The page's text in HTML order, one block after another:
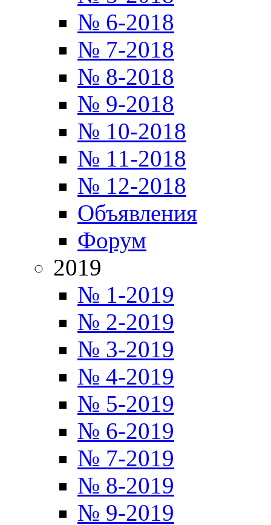
№ 6-2018
№ 7-2018
№ 8-2018
№ 9-2018
№ 10-2018
№ 11-2018
№ 12-2018
Объявления
Форум
2019
№ 1-2019
№ 2-2019
№ 3-2019
№ 4-2019
№ 5-2019
№ 6-2019
№ 7-2019
№ 8-2019
№ 9-2019